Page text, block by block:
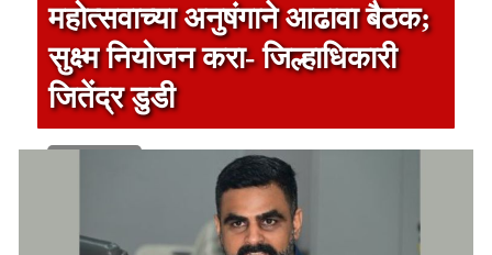
महोत्सवाच्या अनुषंगाने आढावा बैठक;
सुक्ष्म नियोजन करा- जिल्हाधिकारी
जितेंद्र डुडी